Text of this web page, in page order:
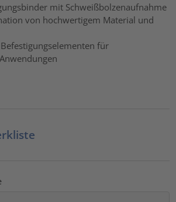
mit Schweißbolzenaufnahme
von hochwertigem Material und
für